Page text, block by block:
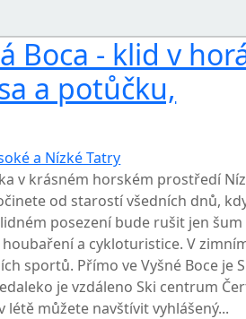
Boca - klid v
a potůčku,
a Nízké Tatry
v krásném horském prostředí
od starostí všedních dnů,
posezení bude rušit jen šum
a cykloturistice. V
sportů. Přímo ve Vyšné Boce je
je vzdáleno Ski centrum
létě můžete navštívit vyhlášený...